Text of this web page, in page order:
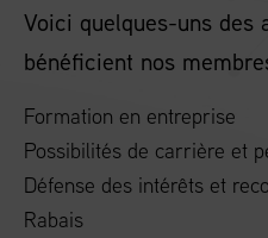
Voici quelques-uns des
bénéficient nos
Formation en entreprise
Possibilités de carrière et
Défense des intérêts et
Rabais